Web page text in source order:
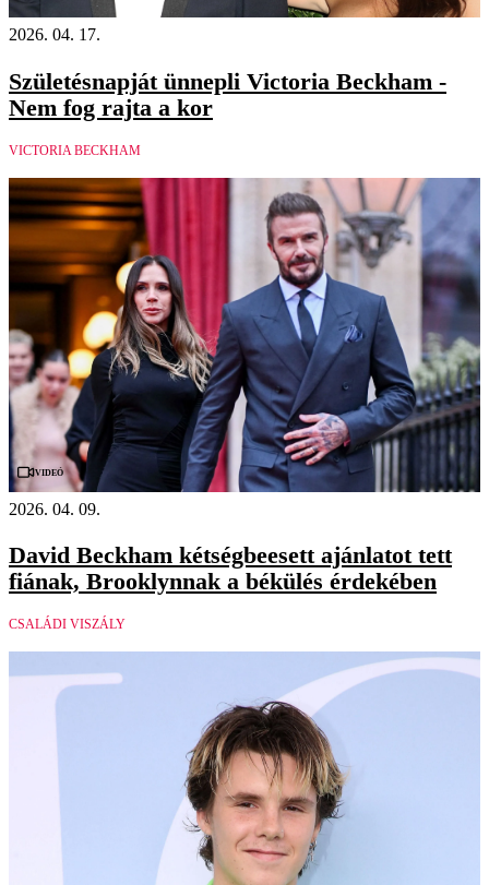
2026. 04. 17.
Születésnapját ünnepli Victoria Beckham -
Nem fog rajta a kor
VICTORIA BECKHAM
Videó
2026. 04. 09.
David Beckham kétségbeesett ajánlatot tett
fiának, Brooklynnak a békülés érdekében
CSALÁDI VISZÁLY